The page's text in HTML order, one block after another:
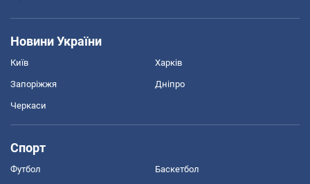
Новини України
Київ Харків
Запоріжжя Дніпро
Черкаси
Спорт
Футбол Баскетбол